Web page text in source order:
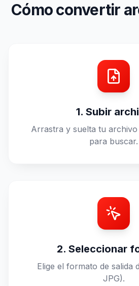
Cómo convertir
1. Subir
Arrastra y suelta tu
para buscar.
2. Seleccionar
Elige el formato de salida
JPG).